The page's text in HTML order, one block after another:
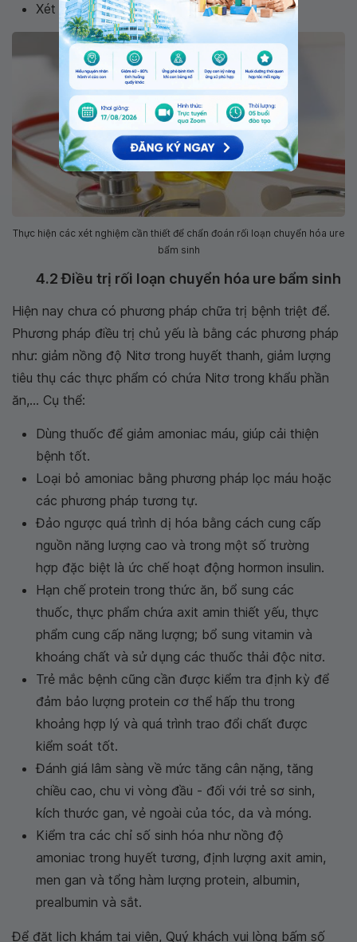
Xét nghiệm di truyền để phát hiện gen bệnh.
Thực hiện các xét nghiệm cần thiết để chẩn đoán rối loạn chuyển hóa ure
bẩm sinh
4.2 Điều trị rối loạn chuyển hóa ure bẩm sinh
Hiện nay chưa có phương pháp chữa trị bệnh triệt để.
Phương pháp điều trị chủ yếu là bằng các phương pháp
như: giảm nồng độ Nitơ trong huyết thanh, giảm lượng
tiêu thụ các thực phẩm có chứa Nitơ trong khẩu phần
ăn,... Cụ thể:
Dùng thuốc để giảm amoniac máu, giúp cải thiện
bệnh tốt.
Loại bỏ amoniac bằng phương pháp lọc máu hoặc
các phương pháp tương tự.
Đảo ngược quá trình dị hóa bằng cách cung cấp
nguồn năng lượng cao và trong một số trường
hợp đặc biệt là ức chế hoạt động hormon insulin.
Hạn chế protein trong thức ăn, bổ sung các
thuốc, thực phẩm chứa axit amin thiết yếu, thực
phẩm cung cấp năng lượng; bổ sung vitamin và
khoáng chất và sử dụng các thuốc thải độc nitơ.
Trẻ mắc bệnh cũng cần được kiểm tra định kỳ để
đảm bảo lượng protein cơ thể hấp thu trong
khoảng hợp lý và quá trình trao đổi chất được
kiểm soát tốt.
Đánh giá lâm sàng về mức tăng cân nặng, tăng
chiều cao, chu vi vòng đầu - đối với trẻ sơ sinh,
kích thước gan, vẻ ngoài của tóc, da và móng.
Kiểm tra các chỉ số sinh hóa như nồng độ
amoniac trong huyết tương, định lượng axit amin,
men gan và tổng hàm lượng protein, albumin,
prealbumin và sắt.
Để đặt lịch khám tại viện, Quý khách vui lòng bấm số